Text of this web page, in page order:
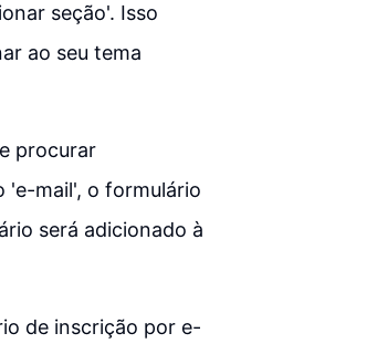
seção'. Isso
ao seu tema
procurar
'e-mail', o formulário
será adicionado à
de inscrição por e-